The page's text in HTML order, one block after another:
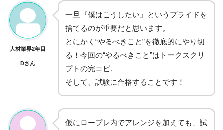
人材業界2年目
Dさん
一旦『僕はこうしたい』というプライドを
捨てるのが重要だと思います。
とにかく“やるべきこと”を徹底的にやり切
る！今回の“やるべきこと”はトークスクリ
プトの完コピ。
そして、試験に合格することです！
仮にロープレ内でアレンジを加えても、試